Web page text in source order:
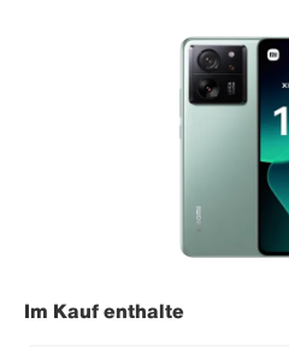
Im Kauf enthalte